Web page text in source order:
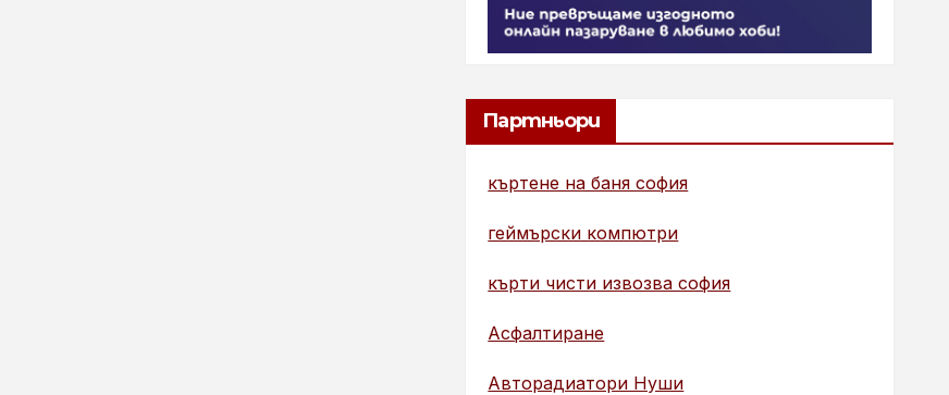
Партньори
къртене на баня софия
геймърски компютри
кърти чисти извозва софия
Асфалтиране
Авторадиатори Нуши